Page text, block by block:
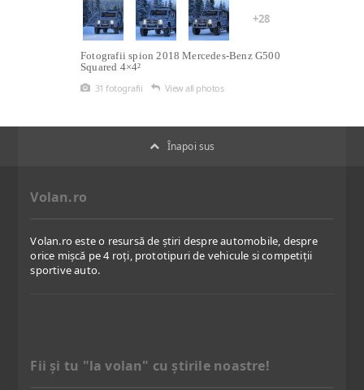
+28
Fotografii spion 2018 Mercedes-Benz G500
Squared 4×4²
31 fotografii
View all photos
Înapoi sus
Volan.ro
Volan.ro este o resursă de știri despre automobile, despre
orice mișcă pe 4 roți, prototipuri de vehicule si competiții
sportive auto.
Fii şi tu "la volan" cu ştirile noastre!